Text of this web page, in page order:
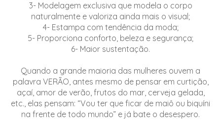
3- Modelagem exclusiva que modela o corpo
naturalmente e valoriza ainda mais o visual;
4- Estampa com tendência da moda;
5- Proporciona conforto, beleza e segurança;
6- Maior sustentação.
Quando a grande maioria das mulheres ouvem a
palavra VERÃO, antes mesmo de pensar em curtição,
açaí, amor de verão, frutos do mar, cerveja gelada,
etc., elas pensam: “Vou ter que ficar de maiô ou biquíni
na frente de todo mundo” e já bate o desespero.